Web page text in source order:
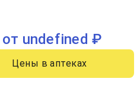
от undefined ₽
Цены в аптеках